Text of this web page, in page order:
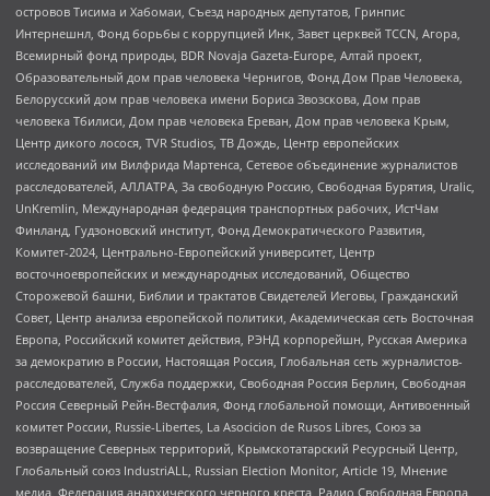
островов Тисима и Хабомаи, Съезд народных депутатов, Гринпис
Интернешнл, Фонд борьбы с коррупцией Инк, Завет церквей TCCN, Агора,
Всемирный фонд природы, BDR Novaja Gazeta-Europe, Алтай проект,
Образовательный дом прав человека Чернигов, Фонд Дом Прав Человека,
Белорусский дом прав человека имени Бориса Звозскова, Дом прав
человека Тбилиси, Дом прав человека Ереван, Дом прав человека Крым,
Центр дикого лосося, TVR Studios, ТВ Дождь, Центр европейских
исследований им Вилфрида Мартенса, Сетевое объединение журналистов
расследователей, АЛЛАТРА, За свободную Россию, Свободная Бурятия, Uralic,
UnKremlin, Международная федерация транспортных рабочих, ИстЧам
Финланд, Гудзоновский институт, Фонд Демократического Развития,
Комитет-2024, Центрально-Европейский университет, Центр
восточноевропейских и международных исследований, Общество
Сторожевой башни, Библии и трактатов Свидетелей Иеговы, Гражданский
Совет, Центр анализа европейской политики, Академическая сеть Восточная
Европа, Российский комитет действия, РЭНД корпорейшн, Русская Америка
за демократию в России, Настоящая Россия, Глобальная сеть журналистов-
расследователей, Служба поддержки, Свободная Россия Берлин, Свободная
Россия Северный Рейн-Вестфалия, Фонд глобальной помощи, Антивоенный
комитет России, Russie-Libertes, La Asocicion de Rusos Libres, Союз за
возвращение Северных территорий, Крымскотатарский Ресурсный Центр,
Глобальный союз IndustriALL, Russian Election Monitor, Article 19, Мнение
медиа, Федерация анархического черного креста, Радио Свободная Европа,